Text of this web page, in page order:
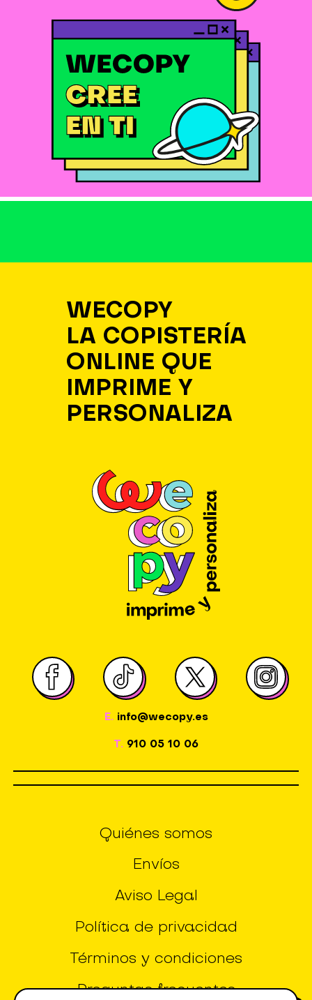
WECOPY
LA COPISTERÍA
ONLINE QUE
IMPRIME Y
PERSONALIZA
E. info@wecopy.es
T. 910 05 10 06
Quiénes somos
Envíos
Aviso Legal
Política de privacidad
Términos y condiciones
Preguntas frecuentes